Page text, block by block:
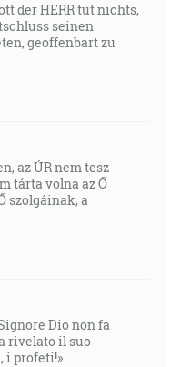
der HERR tut nichts,
seinen
geoffenbart zu
az ÚR nem tesz
tárta volna az Ő
szolgáinak, a
Dio non fa
rivelato il suo
i profeti!»